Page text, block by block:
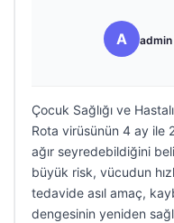
A admin
Çocuk Sağlığı ve
Rota virüsünün 4 ay ile
ağır seyredebildiğini
büyük risk, vücudun
tedavide asıl amaç,
dengesinin yeniden